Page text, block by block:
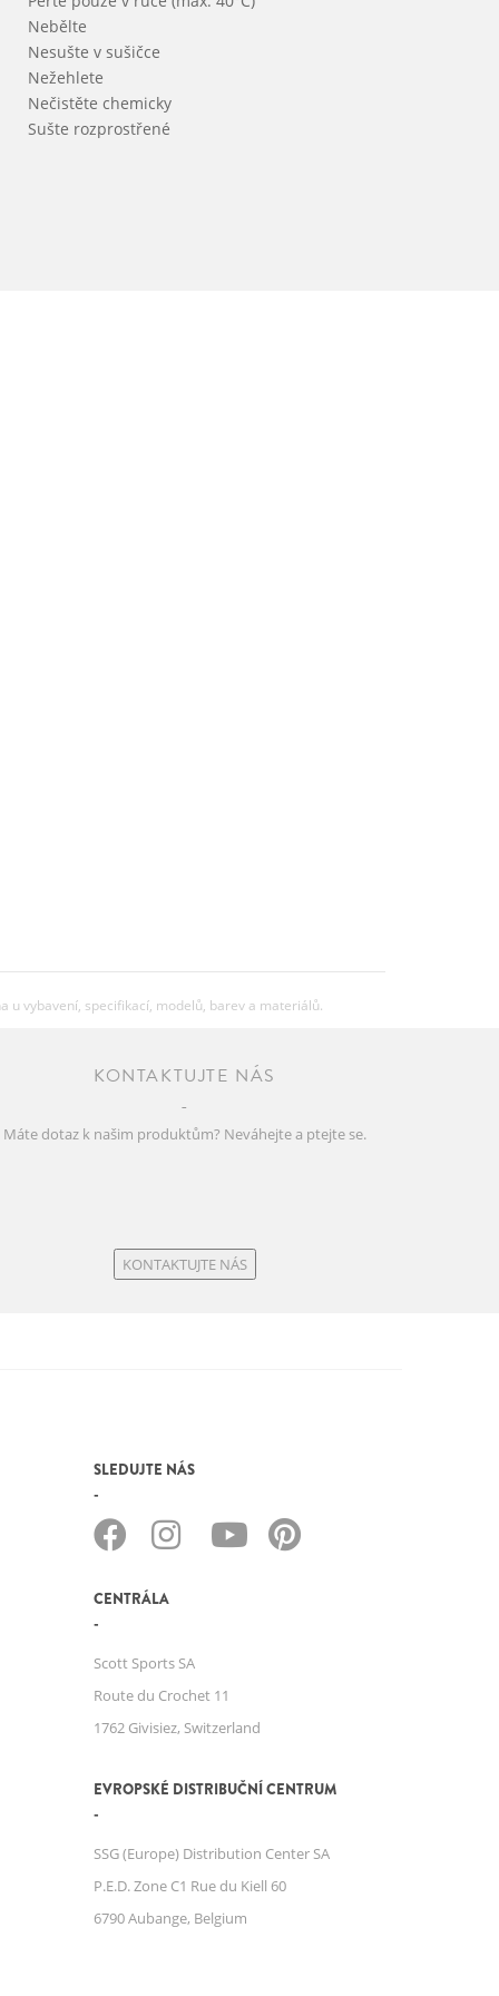
Nebělte
Nesušte v sušičce
Nežehlete
Nečistěte chemicky
Sušte rozprostřené
u vybavení, specifikací, modelů, barev a materiálů.
KONTAKTUJTE NÁS
Máte dotaz k našim produktům? Neváhejte a ptejte se.
KONTAKTUJTE NÁS
SLEDUJTE NÁS
CENTRÁLA
Scott Sports SA
Route du Crochet 11
1762 Givisiez, Switzerland
EVROPSKÉ DISTRIBUČNÍ CENTRUM
SSG (Europe) Distribution Center SA
P.E.D. Zone C1 Rue du Kiell 60
6790 Aubange, Belgium